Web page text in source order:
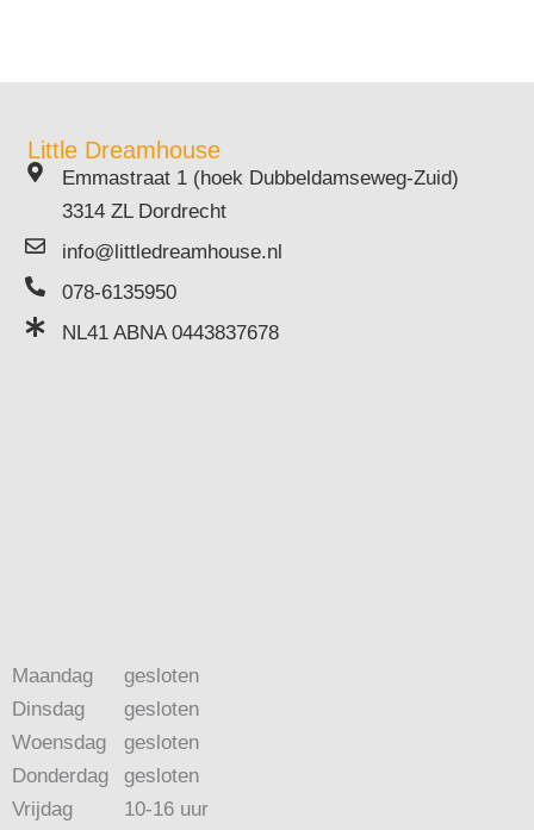
Little Dreamhouse
Emmastraat 1 (hoek Dubbeldamseweg-Zuid)
3314 ZL Dordrecht
info@littledreamhouse.nl
078-6135950
NL41 ABNA 0443837678
Maandag
Dinsdag
Woensdag
Donderdag
Vrijdag
gesloten
gesloten
gesloten
gesloten
10-16 uur